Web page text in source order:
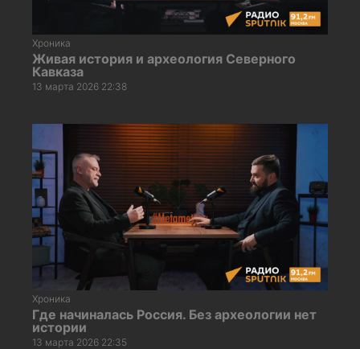
Хроника
Живая история и археология Северного
Кавказа
13 марта 2026 22:38
Хроника
Где начиналась Россия. Без археологии нет
истории
13 марта 2026 22:35